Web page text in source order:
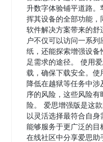
升数字体验铺平道路
挥其设备的全部功能
软件解决方案带来的
户不仅可以访问一系
纸，还能探索增强设
足需求的途径。 使用
载，确保下载安全。
降低在越狱等任务中
序的风险，这些风险
险。 爱思增强版是这
以灵活选择最符合自
能够服务于更广泛的
在线社区中分享爱思